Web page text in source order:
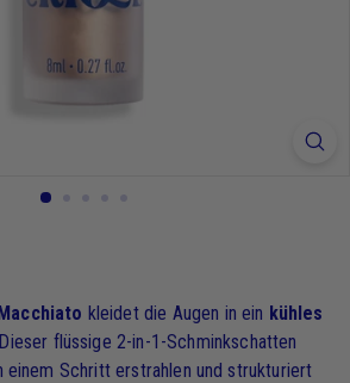
kleidet die Augen in ein kühles
flüssige 2-in-1-Schminkschatten
einem Schritt erstrahlen und strukturiert